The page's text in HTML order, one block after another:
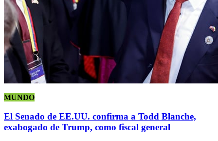
MUNDO
El Senado de EE.UU. confirma a Todd Blanche,
exabogado de Trump, como fiscal general